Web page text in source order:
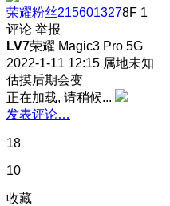
荣耀粉丝2156013278F 1
评论 举报
LV7荣耀 Magic3 Pro 5G
2022-1-11 12:15 属地未知
估摸后期会变
正在加载, 请稍候...
发表评论…
18
10
收藏